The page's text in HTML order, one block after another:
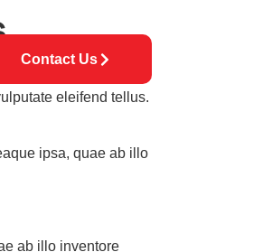
Contact Us
augue a accumsan.
eleifend tellus.
ipsa, quae ab illo
ab illo inventore